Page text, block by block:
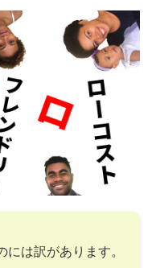
には訳があります。